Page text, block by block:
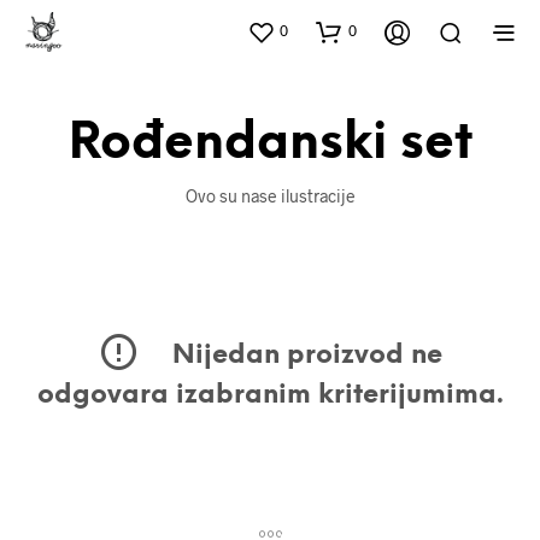
0 0
Rođendanski set
Ovo su nase ilustracije
Nijedan proizvod ne
odgovara izabranim kriterijumima.